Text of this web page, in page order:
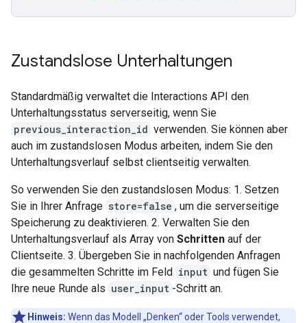
Zustandslose Unterhaltungen
Standardmäßig verwaltet die Interactions API den
Unterhaltungsstatus serverseitig, wenn Sie
previous_interaction_id verwenden. Sie können aber
auch im zustandslosen Modus arbeiten, indem Sie den
Unterhaltungsverlauf selbst clientseitig verwalten.
So verwenden Sie den zustandslosen Modus: 1. Setzen
Sie in Ihrer Anfrage store=false , um die serverseitige
Speicherung zu deaktivieren. 2. Verwalten Sie den
Unterhaltungsverlauf als Array von Schritten auf der
Clientseite. 3. Übergeben Sie in nachfolgenden Anfragen
die gesammelten Schritte im Feld input und fügen Sie
Ihre neue Runde als user_input -Schritt an.
Hinweis: Wenn das Modell „Denken“ oder Tools verwendet,